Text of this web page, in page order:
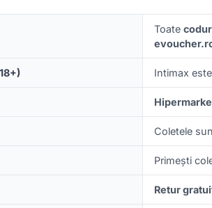
Toate
Intimax
Coletele
Primești
Retur